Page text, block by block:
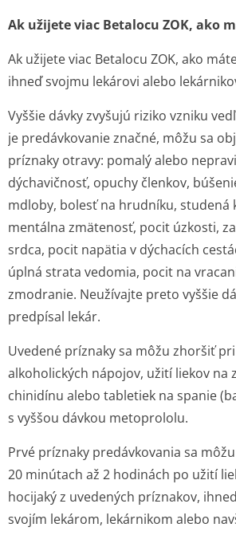
Ak užijete viac Betalocu ZOK, ako
Ak užijete viac Betalocu ZOK, ako
ihneď svojmu lekárovi alebo
Vyššie dávky zvyšujú riziko vzniku
je predávkovanie značné, môžu sa
príznaky otravy: pomalý alebo
dýchavičnosť, opuchy členkov,
mdloby, bolesť na hrudníku, studená
mentálna zmätenosť, pocit úzkosti,
srdca, pocit napätia v dýchacích
úplná strata vedomia, pocit na
zmodranie. Neužívajte preto vyššie
predpísal lekár.
Uvedené príznaky sa môžu zhoršiť
alkoholických nápojov, užití liekov na
chinidínu alebo tabletiek na spanie
s vyššou dávkou metoprololu.
Prvé príznaky predávkovania sa
20 minútach až 2 hodinách po užití
hocijaký z uvedených príznakov,
svojím lekárom, lekárnikom alebo